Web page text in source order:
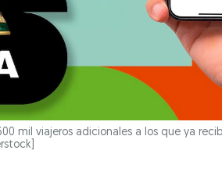
mil viajeros adicionales a los que ya